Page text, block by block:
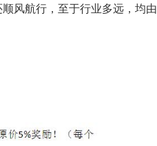
风航行，至于行业多远，均由